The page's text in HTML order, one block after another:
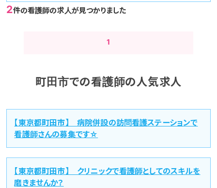
2件の看護師の求人が見つかりました
1
町田市での看護師の人気求人
【東京都町田市】 病院併設の訪問看護ステーションで
看護師さんの募集です☆
【東京都町田市】 クリニックで看護師としてのスキルを
磨きませんか？